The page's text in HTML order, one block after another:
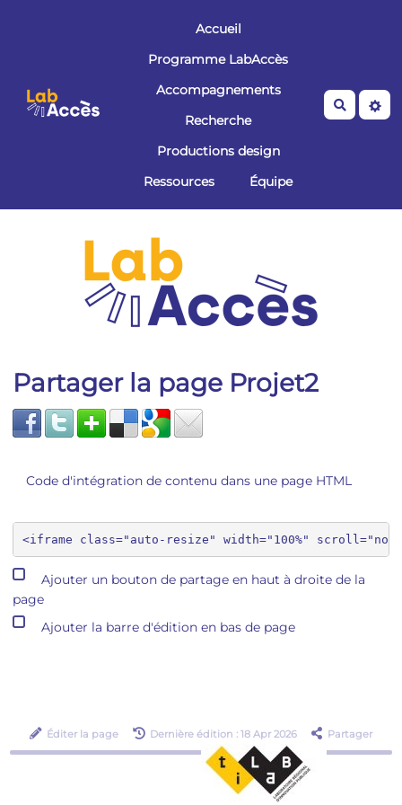
Accueil
Programme LabAccès
Accompagnements
Recherche
Productions design
Ressources
Équipe
Partager la page Projet2
Code d'intégration de contenu dans une page HTML
Ajouter un bouton de partage en haut à droite de la
page
Ajouter la barre d'édition en bas de page
Éditer la page Dernière édition : 18 Apr 2026 Partager